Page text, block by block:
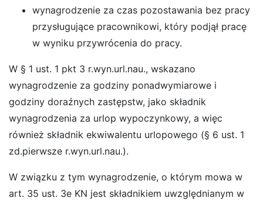
wynagrodzenie za czas pozostawania bez pracy
przysługujące pracownikowi, który podjął pracę
w wyniku przywrócenia do pracy.
W § 1 ust. 1 pkt 3 r.wyn.url.nau., wskazano
wynagrodzenie za godziny ponadwymiarowe i
godziny doraźnych zastępstw, jako składnik
wynagrodzenia za urlop wypoczynkowy, a więc
również składnik ekwiwalentu urlopowego (§ 6 ust. 1
zd.pierwsze r.wyn.url.nau.).
W związku z tym wynagrodzenie, o którym mowa w
art. 35 ust. 3e KN jest składnikiem uwzględnianym w